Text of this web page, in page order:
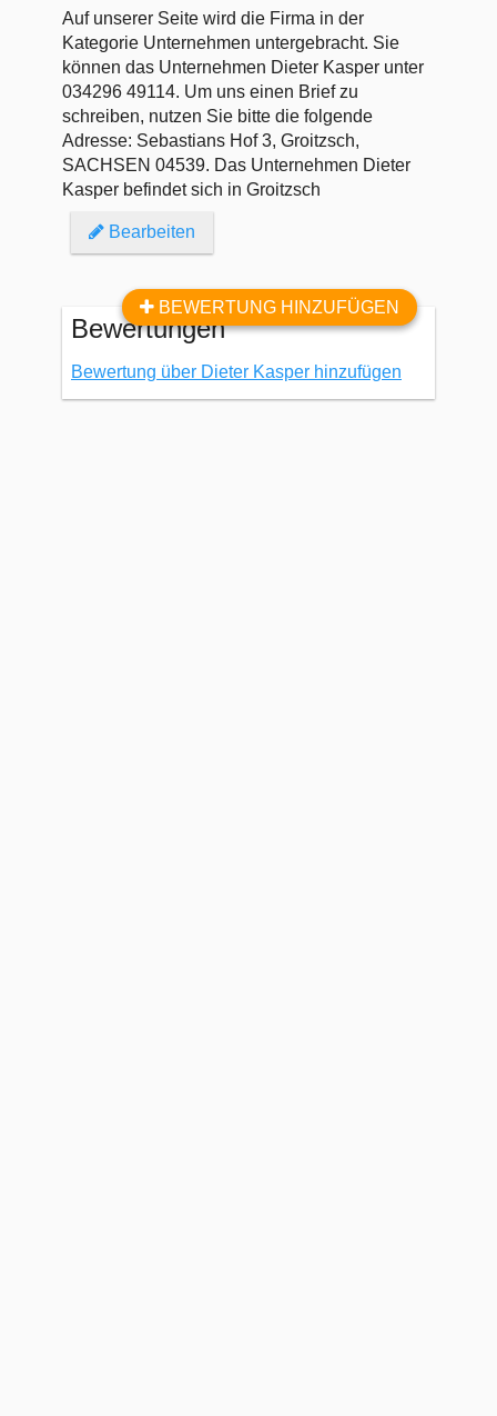
Auf unserer Seite wird die Firma in der
Kategorie Unternehmen untergebracht. Sie
können das Unternehmen Dieter Kasper unter
034296 49114. Um uns einen Brief zu
schreiben, nutzen Sie bitte die folgende
Adresse: Sebastians Hof 3, Groitzsch,
SACHSEN 04539. Das Unternehmen Dieter
Kasper befindet sich in Groitzsch
Bearbeiten
BEWERTUNG HINZUFÜGEN
Bewertungen
Bewertung über Dieter Kasper hinzufügen